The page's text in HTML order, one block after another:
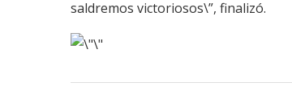
saldremos victoriosos\”, finalizó.